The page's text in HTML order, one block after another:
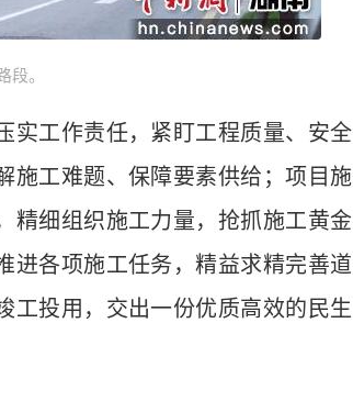
段。
工作责任，紧盯工程质量、安全
施工难题、保障要素供给；项目施
精细组织施工力量，抢抓施工黄金
进各项施工任务，精益求精完善道
工投用，交出一份优质高效的民生